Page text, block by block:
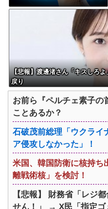
【悲報】渡邊渚さん「キスしろ
戻り
お前ら『ペルチェ素子の
ことあるか？
石破茂前総理「ウクライ
ア侵攻しなかった」！
米国、韓国防衛に核持
離戦術核」を検討！
【悲報】 財務省「レジ
せん！」 → X民「指定ゴ